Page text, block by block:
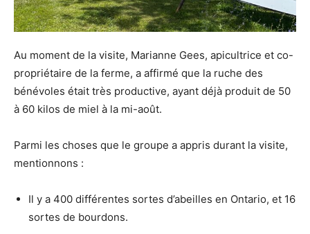
Au moment de la visite, Marianne Gees, apicultrice et co-
propriétaire de la ferme, a affirmé que la ruche des
bénévoles était très productive, ayant déjà produit de 50
à 60 kilos de miel à la mi-août.
Parmi les choses que le groupe a appris durant la visite,
mentionnons :
Il y a 400 différentes sortes d’abeilles en Ontario, et 16
sortes de bourdons.